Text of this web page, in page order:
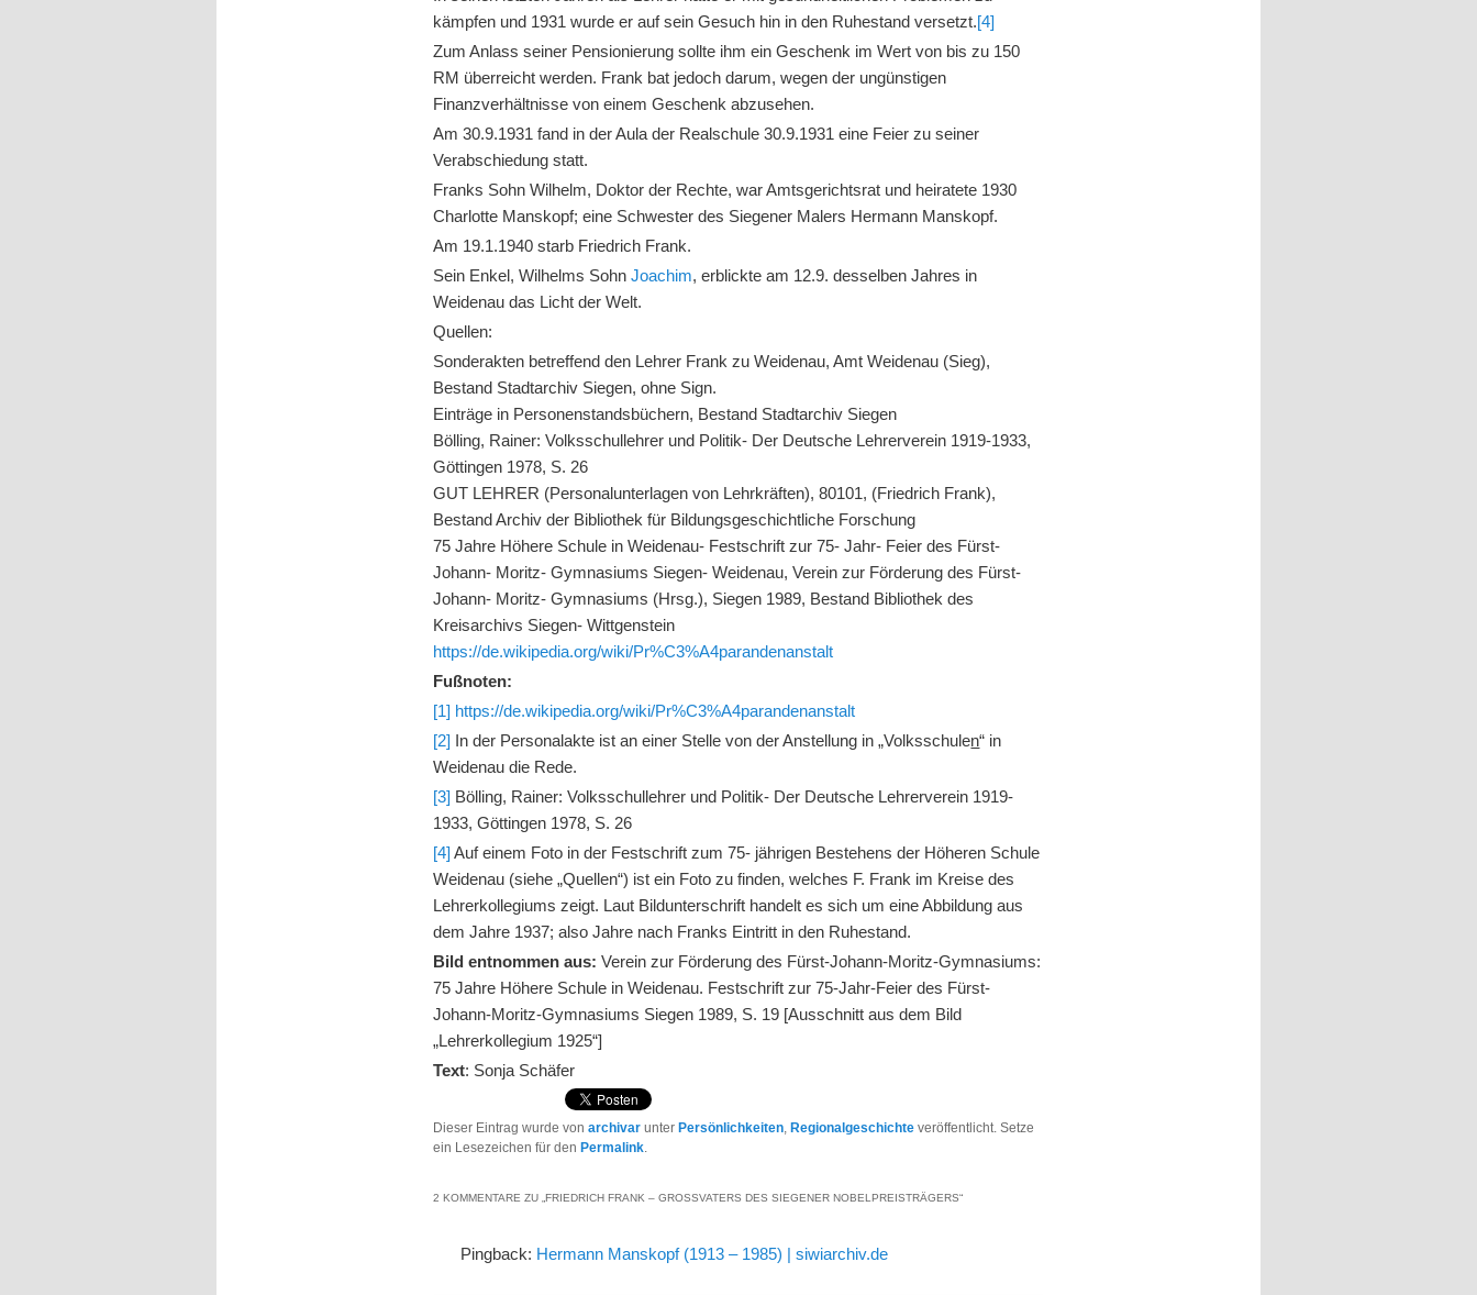
kämpfen und 1931 wurde er auf sein Gesuch hin in den Ruhestand versetzt.[4]
Zum Anlass seiner Pensionierung sollte ihm ein Geschenk im Wert von bis zu 150
RM überreicht werden. Frank bat jedoch darum, wegen der ungünstigen
Finanzverhältnisse von einem Geschenk abzusehen.
Am 30.9.1931 fand in der Aula der Realschule 30.9.1931 eine Feier zu seiner
Verabschiedung statt.
Franks Sohn Wilhelm, Doktor der Rechte, war Amtsgerichtsrat und heiratete 1930
Charlotte Manskopf; eine Schwester des Siegener Malers Hermann Manskopf.
Am 19.1.1940 starb Friedrich Frank.
Sein Enkel, Wilhelms SohnJoachim, erblickte am 12.9. desselben Jahres in
Weidenau das Licht der Welt.
Quellen:
Sonderakten betreffend den Lehrer Frank zu Weidenau, Amt Weidenau (Sieg),
Bestand Stadtarchiv Siegen, ohne Sign.
Einträge in Personenstandsbüchern, Bestand Stadtarchiv Siegen
Bölling, Rainer: Volksschullehrer und Politik- Der Deutsche Lehrerverein 1919-1933,
Göttingen 1978, S. 26
GUT LEHRER (Personalunterlagen von Lehrkräften), 80101, (Friedrich Frank),
Bestand Archiv der Bibliothek für Bildungsgeschichtliche Forschung
75 Jahre Höhere Schule in Weidenau- Festschrift zur 75- Jahr- Feier des Fürst-
Johann- Moritz- Gymnasiums Siegen- Weidenau, Verein zur Förderung des Fürst-
Johann- Moritz- Gymnasiums (Hrsg.), Siegen 1989, Bestand Bibliothek des
Kreisarchivs Siegen- Wittgenstein
https://de.wikipedia.org/wiki/Pr%C3%A4parandenanstalt
Fußnoten:
[1] https://de.wikipedia.org/wiki/Pr%C3%A4parandenanstalt
[2] In der Personalakte ist an einer Stelle von der Anstellung in „Volksschulen“ in
Weidenau die Rede.
[3] Bölling, Rainer: Volksschullehrer und Politik- Der Deutsche Lehrerverein 1919-
1933, Göttingen 1978, S. 26
[4] Auf einem Foto in der Festschrift zum 75- jährigen Bestehens der Höheren Schule
Weidenau (siehe „Quellen“) ist ein Foto zu finden, welches F. Frank im Kreise des
Lehrerkollegiums zeigt. Laut Bildunterschrift handelt es sich um eine Abbildung aus
dem Jahre 1937; also Jahre nach Franks Eintritt in den Ruhestand.
Bild entnommen aus:Verein zur Förderung des Fürst-Johann-Moritz-Gymnasiums:
75 Jahre Höhere Schule in Weidenau. Festschrift zur 75-Jahr-Feier des Fürst-
Johann-Moritz-Gymnasiums Siegen 1989, S. 19 [Ausschnitt aus dem Bild
„Lehrerkollegium 1925“]
Text: Sonja Schäfer
Dieser Eintrag wurde vonarchivar unter Persönlichkeiten, Regionalgeschichte veröffentlicht. Setze
ein Lesezeichen für den Permalink.
2 KOMMENTARE ZU „FRIEDRICH FRANK – GROSSVATERS DES SIEGENER NOBELPREISTRÄGERS “
Pingback: Hermann Manskopf (1913 – 1985) | siwiarchiv.de